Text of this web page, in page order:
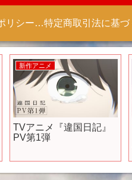
プライバシーポリシー 【Colorful Creation】
新作アニメ
TVアニメ『違国日記』
PV第1弾